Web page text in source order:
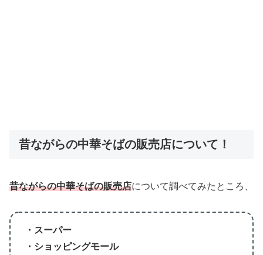
昔ながらの中華そばの販売店について！
昔ながらの中華そばの販売店について調べてみたところ、
・スーパー
・ショッピングモール